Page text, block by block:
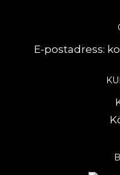
E-postadress: